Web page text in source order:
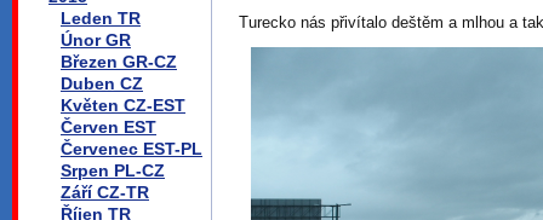
Leden TR
Únor GR
Březen GR-CZ
Duben CZ
Květen CZ-EST
Červen EST
Červenec EST-PL
Srpen PL-CZ
Září CZ-TR
Říjen TR
Turecko nás přivítalo deštěm a mlhou a